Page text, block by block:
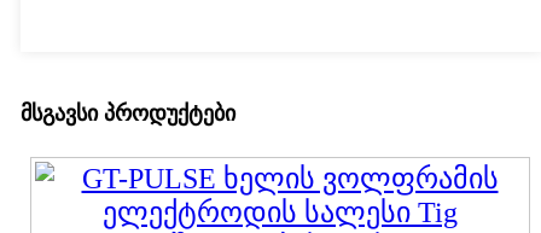
მსგავსი პროდუქტები